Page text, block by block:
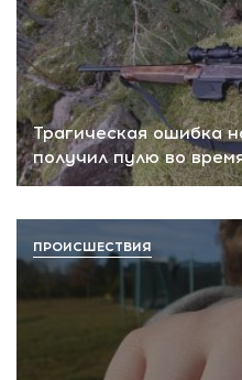
Трагическая ошибка
получил пулю во
ПРОИСШЕСТВИЯ